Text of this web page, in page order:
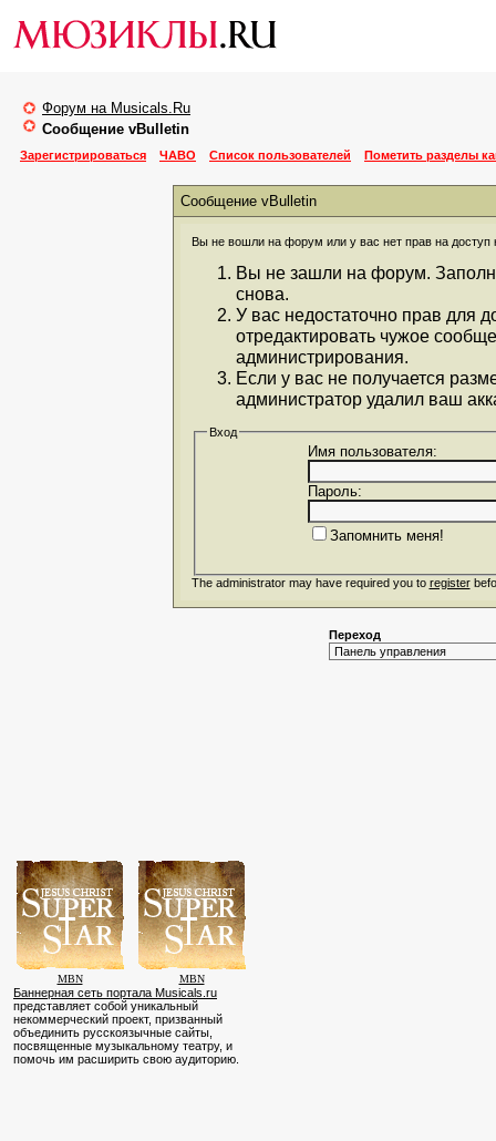
Форум на Musicals.Ru
Сообщение vBulletin
Зарегистрироваться ЧАВО Список пользователей Пометить разделы
Сообщение vBulletin
Вы не вошли на форум или у вас нет прав на доступ
Вы не зашли на форум.
снова.
У вас недостаточно прав для
отредактировать чужое
администрирования.
Если у вас не получается
администратор удалил ваш
Вход
Имя пользователя:
Пароль:
Запомнить меня!
The administrator may have required you to register
Переход
MBN MBN
Баннерная сеть портала Musicals.ru
представляет собой уникальный
некоммерческий проект, призванный
объединить русскоязычные сайты,
посвященные музыкальному театру, и
помочь им расширить свою аудиторию.